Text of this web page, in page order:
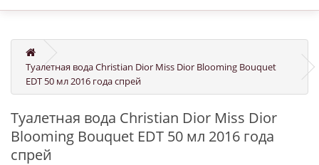
Туалетная вода Christian Dior Miss Dior Blooming Bouquet
EDT 50 мл 2016 года спрей
Туалетная вода Christian Dior Miss Dior
Blooming Bouquet EDT 50 мл 2016 года
спрей